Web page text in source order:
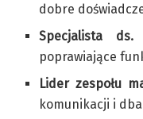
dobre
Specjalista ds.
poprawiające
Lider zespołu
komunikacji i